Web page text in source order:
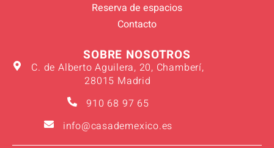
Reserva de espacios
Contacto
SOBRE NOSOTROS
C. de Alberto Aguilera, 20, Chamberí,
28015 Madrid
910 68 97 65
info@casademexico.es